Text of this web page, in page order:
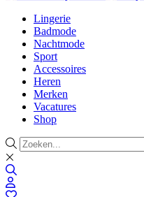
Lingerie
Badmode
Nachtmode
Sport
Accessoires
Heren
Merken
Vacatures
Shop